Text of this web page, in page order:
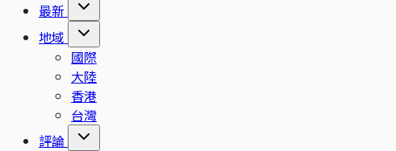
最新
地域
國際
大陸
香港
台灣
評論